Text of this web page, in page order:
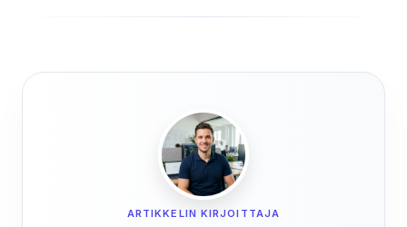
ARTIKKELIN KIRJOITTAJA